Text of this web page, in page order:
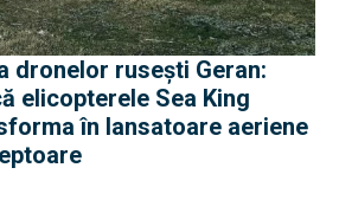
dronelor ruseşti Geran:
elicopterele Sea King
în lansatoare aeriene